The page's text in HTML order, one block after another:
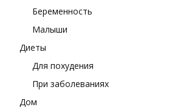
Беременность
Малыши
Диеты
Для похудения
При заболеваниях
Дом